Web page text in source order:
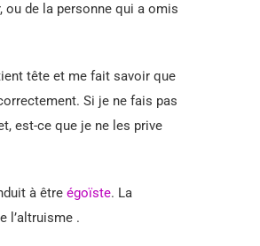
de la personne qui a omis
tête et me fait savoir que
Si je ne fais pas
est-ce que je ne les prive
à être égoïste. La
l’altruisme .